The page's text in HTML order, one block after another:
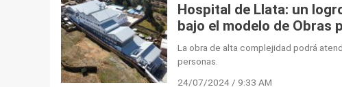
Hospital de Llata: un
bajo el modelo de Obras
La obra de alta complejidad podrá
personas.
24/07/2024 / 9:33 AM